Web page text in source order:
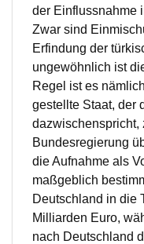
der Einflussnahme
Zwar sind
Erfindung der
ungewöhnlich ist
Regel ist es
gestellte Staat, der
dazwischenspricht,
Bundesregierung
die Aufnahme als
maßgeblich
Deutschland in die
Milliarden Euro,
nach Deutschland